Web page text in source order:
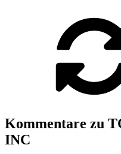
Kommentare zu
INC